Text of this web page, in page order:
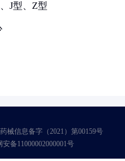
J型、Z型
械信息备字（2021）第00159号
安备11000002000001号